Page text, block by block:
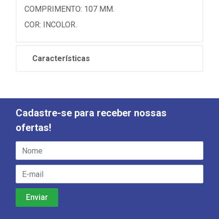
COMPRIMENTO: 107 MM.
COR: INCOLOR.
Características
Cadastre-se para receber nossas
ofertas!